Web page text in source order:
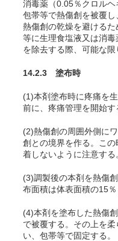
消毒薬（0.05％クロル
包帯等で熱傷創を被覆し
熱傷創の乾燥を避ける
等に生理食塩液又は消
を除去する際、可能な限
14.2.3 塗布時
(1)本剤塗布時に疼痛を
前に、疼痛管理を開始す
(2)熱傷創の周囲外側に
創との境界を作る。こ
着しないように注意する
(3)調製後の本剤を熱傷
布面積は体表面積の15％
(4)本剤を塗布した熱傷
で被覆する。その上を
い、包帯等で固定する。